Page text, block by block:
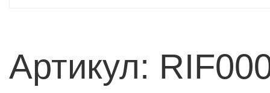
Артикул: